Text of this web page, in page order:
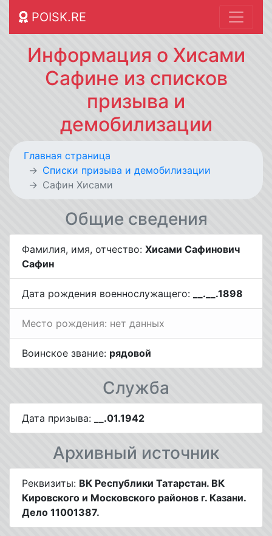
POISK.RE
Информация о Хисами
Сафине из списков
призыва и
демобилизации
Главная страница
Списки призыва и демобилизации
Сафин Хисами
Общие сведения
Фамилия, имя, отчество: Хисами Сафинович
Сафин
Дата рождения военнослужащего: __.__.1898
Место рождения: нет данных
Воинское звание: рядовой
Служба
Дата призыва: __.01.1942
Архивный источник
Реквизиты: ВК Республики Татарстан. ВК
Кировского и Московского районов г. Казани.
Дело 11001387.